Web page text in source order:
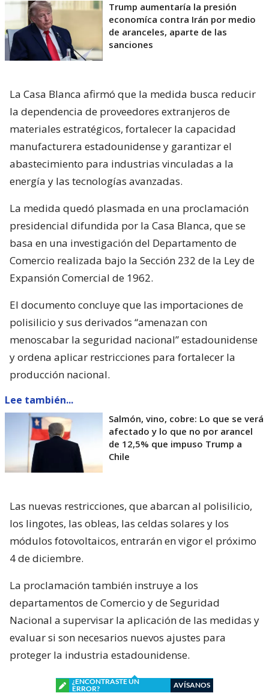
Trump aumentaría la presión
economíca contra Irán por medio
de aranceles, aparte de las
sanciones
La Casa Blanca afirmó que la medida busca reducir
la dependencia de proveedores extranjeros de
materiales estratégicos, fortalecer la capacidad
manufacturera estadounidense y garantizar el
abastecimiento para industrias vinculadas a la
energía y las tecnologías avanzadas.
La medida quedó plasmada en una proclamación
presidencial difundida por la Casa Blanca, que se
basa en una investigación del Departamento de
Comercio realizada bajo la Sección 232 de la Ley de
Expansión Comercial de 1962.
El documento concluye que las importaciones de
polisilicio y sus derivados “amenazan con
menoscabar la seguridad nacional” estadounidense
y ordena aplicar restricciones para fortalecer la
producción nacional.
Lee también...
Salmón, vino, cobre: Lo que se verá
afectado y lo que no por arancel
de 12,5% que impuso Trump a
Chile
Las nuevas restricciones, que abarcan al polisilicio,
los lingotes, las obleas, las celdas solares y los
módulos fotovoltaicos, entrarán en vigor el próximo
4 de diciembre.
La proclamación también instruye a los
departamentos de Comercio y de Seguridad
Nacional a supervisar la aplicación de las medidas y
evaluar si son necesarios nuevos ajustes para
proteger la industria estadounidense.
¿ENCONTRASTE UN
ERROR?
AVÍSANOS